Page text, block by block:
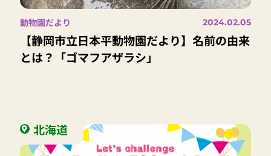
動物園だより 2024.02.05
【静岡市立日本平動物園だより】名前の由来
とは？「ゴマフアザラシ」
北海道